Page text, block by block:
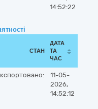
14:52:22
СТАН
ДАТА
ТА
ЧАС
11-05-
2026,
14:52:12